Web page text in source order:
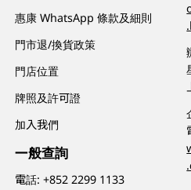
惠康 WhatsApp 條款及細則
門市退/換貨政策
門店位置
牌照及許可證
加入我們
一般查詢
電話:+852 2299 1133